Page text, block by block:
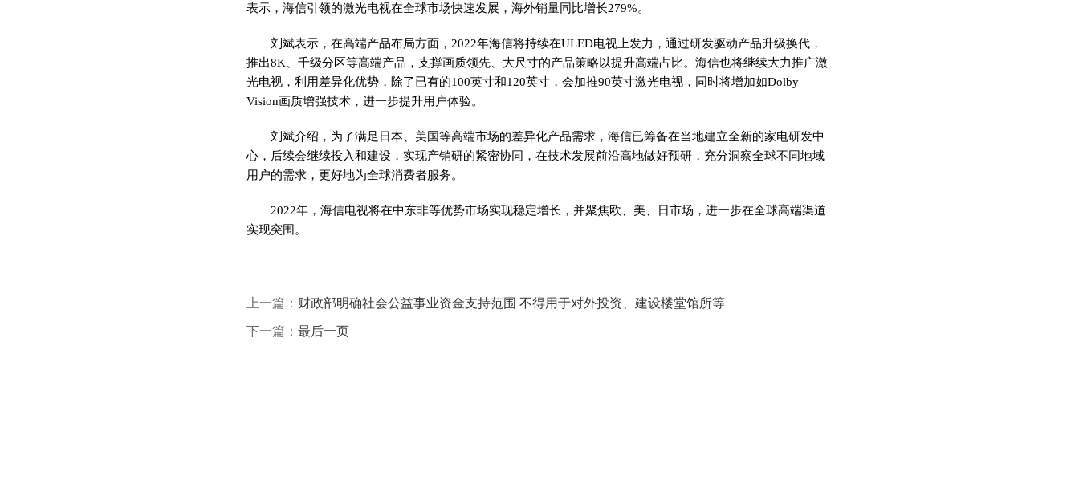
表示，海信引领的激光电视在全球市场快速发展，海外销量同比增长279%。
刘斌表示，在高端产品布局方面，2022年海信将持续在ULED电视上发力，通过研发驱动产品升级换代，
推出8K、千级分区等高端产品，支撑画质领先、大尺寸的产品策略以提升高端占比。海信也将继续大力推广激
光电视，利用差异化优势，除了已有的100英寸和120英寸，会加推90英寸激光电视，同时将增加如Dolby
Vision画质增强技术，进一步提升用户体验。
刘斌介绍，为了满足日本、美国等高端市场的差异化产品需求，海信已筹备在当地建立全新的家电研发中
心，后续会继续投入和建设，实现产销研的紧密协同，在技术发展前沿高地做好预研，充分洞察全球不同地域
用户的需求，更好地为全球消费者服务。
2022年，海信电视将在中东非等优势市场实现稳定增长，并聚焦欧、美、日市场，进一步在全球高端渠道
实现突围。
上一篇： 财政部明确社会公益事业资金支持范围 不得用于对外投资、建设楼堂馆所等
下一篇： 最后一页